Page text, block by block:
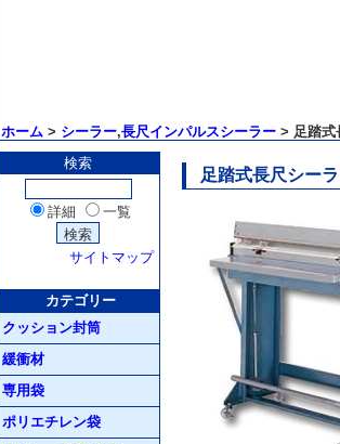
ホーム > シーラー,長尺インパルスシーラー > 足踏
検索
詳細 一覧
サイトマップ
カテゴリー
クッション封筒
緩衝材
専用袋
ポリエチレン袋
足踏式長尺シー